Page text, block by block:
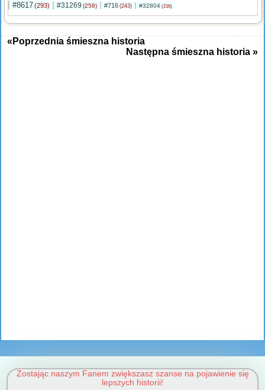
#8617(293) #31269 (258) #716 (243) #32804 (216)
«Poprzednia śmieszna historia
Następna śmieszna historia »
Zostając naszym Fanem zwiększasz szanse na pojawienie się
lepszych historii!